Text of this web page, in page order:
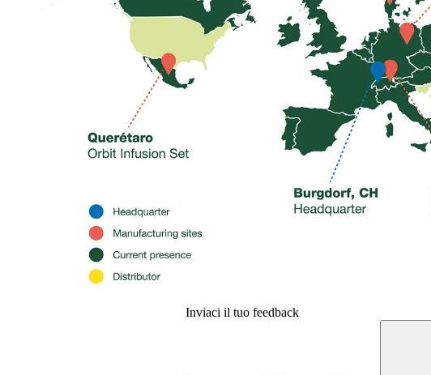
Inviaci il tuo feedback